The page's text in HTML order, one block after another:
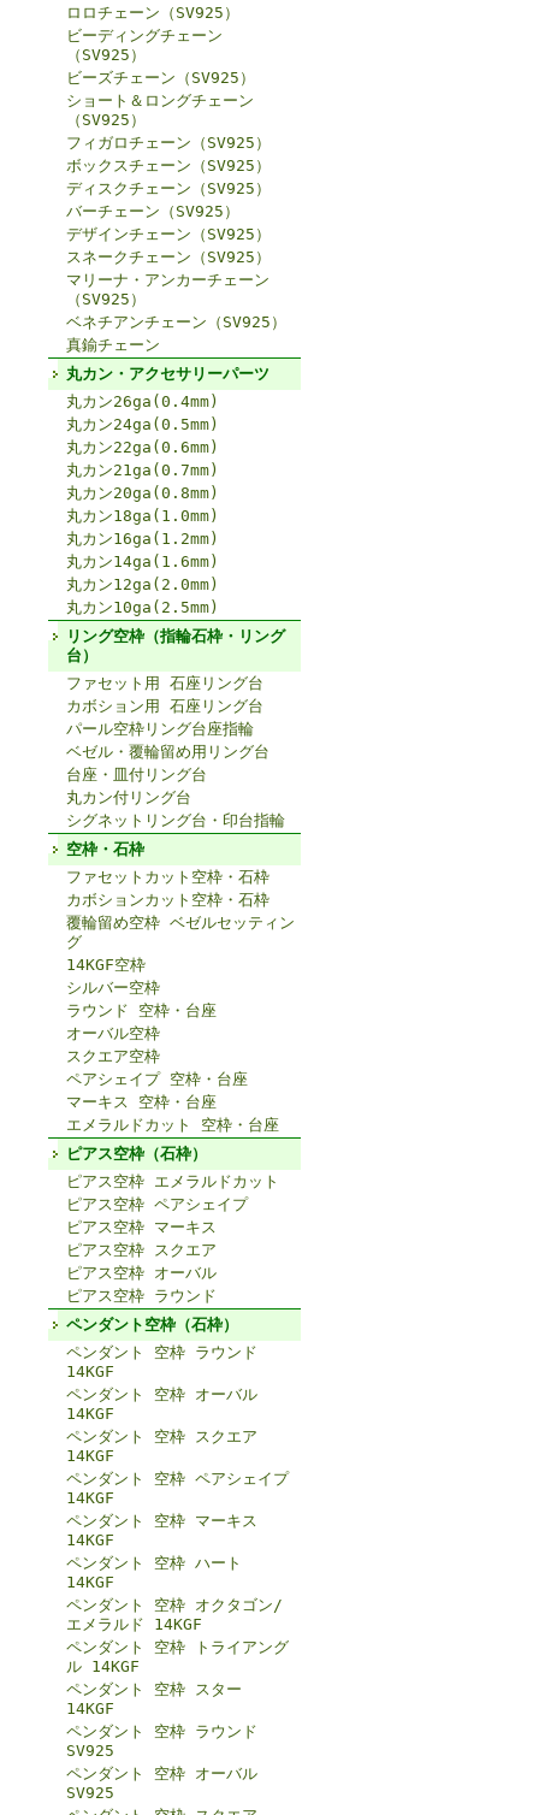
ロロチェーン（SV925）
ビーディングチェーン
（SV925）
ビーズチェーン（SV925）
ショート＆ロングチェーン
（SV925）
フィガロチェーン（SV925）
ボックスチェーン（SV925）
ディスクチェーン（SV925）
バーチェーン（SV925）
デザインチェーン（SV925）
スネークチェーン（SV925）
マリーナ・アンカーチェーン
（SV925）
ベネチアンチェーン（SV925）
真鍮チェーン
丸カン・アクセサリーパーツ
丸カン26ga(0.4mm)
丸カン24ga(0.5mm)
丸カン22ga(0.6mm)
丸カン21ga(0.7mm)
丸カン20ga(0.8mm)
丸カン18ga(1.0mm)
丸カン16ga(1.2mm)
丸カン14ga(1.6mm)
丸カン12ga(2.0mm)
丸カン10ga(2.5mm)
リング空枠（指輪石枠・リング
台）
ファセット用 石座リング台
カボション用 石座リング台
パール空枠リング台座指輪
ベゼル・覆輪留め用リング台
台座・皿付リング台
丸カン付リング台
シグネットリング台・印台指輪
空枠・石枠
ファセットカット空枠・石枠
カボションカット空枠・石枠
覆輪留め空枠 ベゼルセッティン
グ
14KGF空枠
シルバー空枠
ラウンド 空枠・台座
オーバル空枠
スクエア空枠
ペアシェイプ 空枠・台座
マーキス 空枠・台座
エメラルドカット 空枠・台座
ピアス空枠（石枠）
ピアス空枠 エメラルドカット
ピアス空枠 ペアシェイプ
ピアス空枠 マーキス
ピアス空枠 スクエア
ピアス空枠 オーバル
ピアス空枠 ラウンド
ペンダント空枠（石枠）
ペンダント 空枠 ラウンド
14KGF
ペンダント 空枠 オーバル
14KGF
ペンダント 空枠 スクエア
14KGF
ペンダント 空枠 ペアシェイプ
14KGF
ペンダント 空枠 マーキス
14KGF
ペンダント 空枠 ハート
14KGF
ペンダント 空枠 オクタゴン/
エメラルド 14KGF
ペンダント 空枠 トライアング
ル 14KGF
ペンダント 空枠 スター
14KGF
ペンダント 空枠 ラウンド
SV925
ペンダント 空枠 オーバル
SV925